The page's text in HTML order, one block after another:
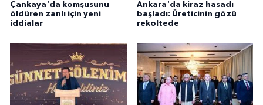
Çankaya'da komşusunu
öldüren zanlı için yeni
iddialar
Ankara'da kiraz hasadı
başladı: Üreticinin gözü
rekoltede